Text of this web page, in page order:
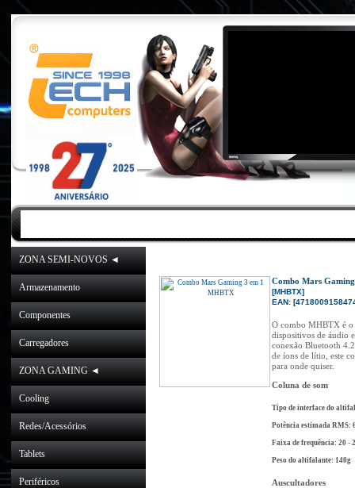
ZONA SEMI-NOVOS ◄
Armazenamento
Componentes
Carregadores
ZONA GAMING ◄
Cooling
Redes/Acessórios
Tablets
Periféricos
Combo Mars
[MHBTX]
EAN:
O combo MHBTX é o
dispositivos de áudio
conexão Bluetooth
de íons de lítio, este
para onde quiser.
Coluna de som
Tipo de interface do
Potência estimada RMS:
Faixa de frequência: 20 -
Peso do altifalante: 140g
Auscultadores